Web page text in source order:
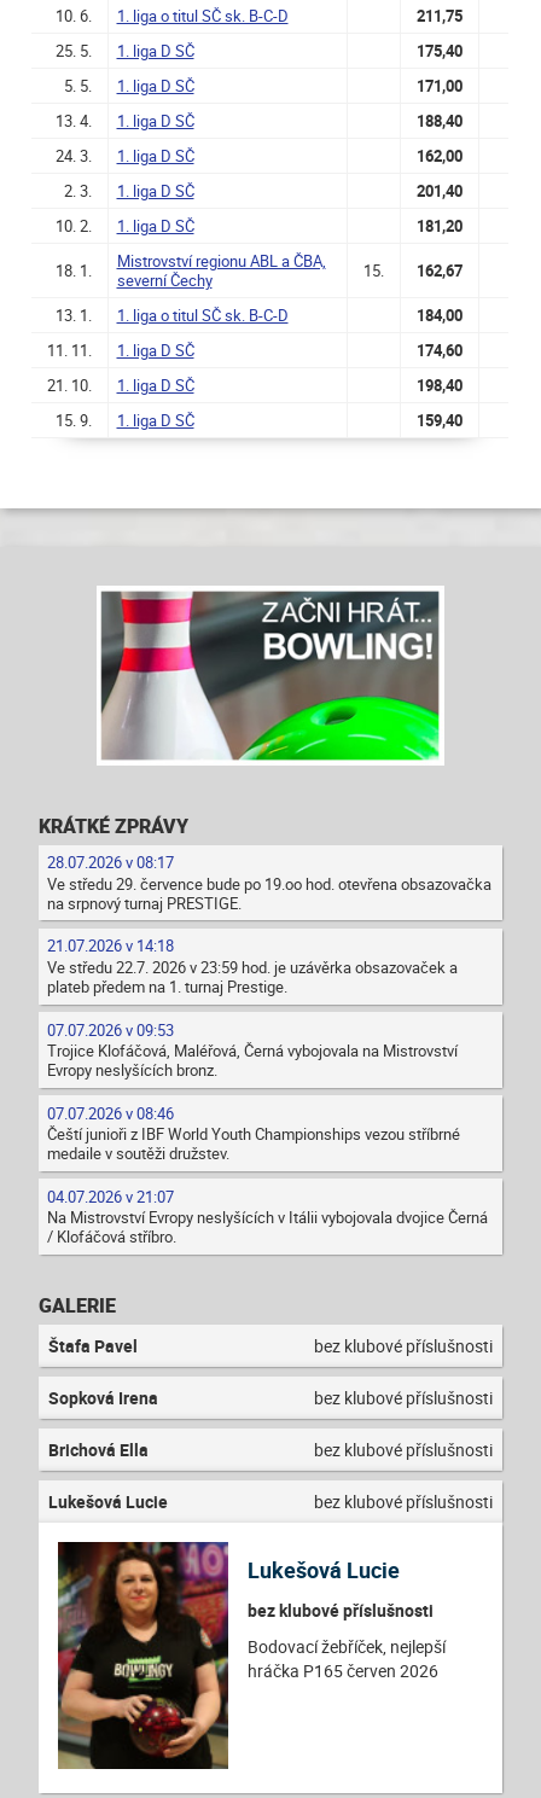
10. 6. 1. liga o titul SČ sk. B-C-D
211,75
25. 5.
1. liga D SČ
175,40
5. 5.
1. liga D SČ
171,00
13. 4.
1. liga D SČ
188,40
24. 3.
1. liga D SČ
162,00
2. 3.
1. liga D SČ
201,40
10. 2.
1. liga D SČ 181,20
18. 1.
Mistrovství regionu ABL a ČBA,
severní Čechy
15. 162,67
13. 1. 1. liga o titul SČ sk. B-C-D
184,00
11. 11.
1. liga D SČ
174,60
21. 10.
1. liga D SČ
198,40
15. 9.
1. liga D SČ 159,40
KRÁTKÉ ZPRÁVY
28.07.2026 v 08:17
Ve středu 29. července bude po 19.oo hod. otevřena obsazovačka
na srpnový turnaj PRESTIGE.
21.07.2026 v 14:18
Ve středu 22.7. 2026 v 23:59 hod. je uzávěrka obsazovaček a
plateb předem na 1. turnaj Prestige.
07.07.2026 v 09:53
Trojice Klofáčová, Maléřová, Černá vybojovala na Mistrovství
Evropy neslyšících bronz.
07.07.2026 v 08:46
Čeští junioři z IBF World Youth Championships vezou stříbrné
medaile v soutěži družstev.
04.07.2026 v 21:07
Na Mistrovství Evropy neslyšících v Itálii vybojovala dvojice Černá
/ Klofáčová stříbro.
GALERIE
Štafa Pavel bez klubové příslušnosti
Sopková Irena bez klubové příslušnosti
Brichová Ella bez klubové příslušnosti
Lukešová Lucie bez klubové příslušnosti
Lukešová Lucie
bez klubové příslušnosti
Bodovací žebříček, nejlepší
hráčka P165 červen 2026